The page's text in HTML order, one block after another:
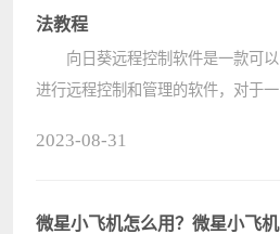
置”。????
法教程
向日葵远程控制软件是一款可以
进行远程控制和管理的软件，对于一
体操作教程，希望对您有帮助。
2023-08-31
微星小飞机怎么用？微星小飞机